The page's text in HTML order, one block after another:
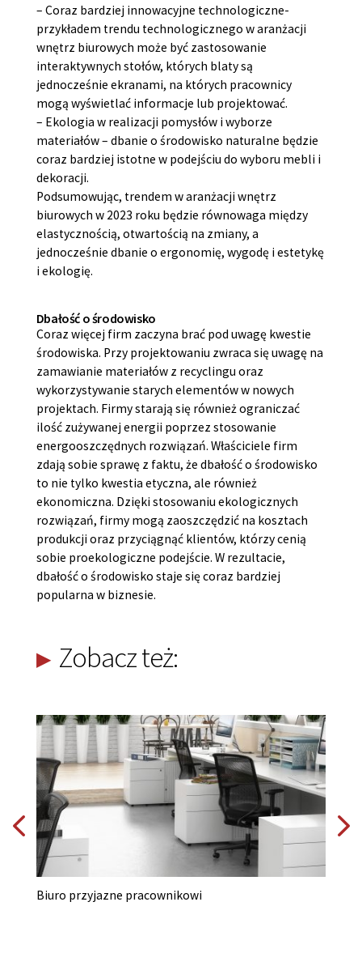
– Coraz bardziej innowacyjne technologiczne-
przykładem trendu technologicznego w aranżacji
wnętrz biurowych może być zastosowanie
interaktywnych stołów, których blaty są
jednocześnie ekranami, na których pracownicy
mogą wyświetlać informacje lub projektować.
– Ekologia w realizacji pomysłów i wyborze
materiałów – dbanie o środowisko naturalne będzie
coraz bardziej istotne w podejściu do wyboru mebli i
dekoracji.
Podsumowując, trendem w aranżacji wnętrz
biurowych w 2023 roku będzie równowaga między
elastycznością, otwartością na zmiany, a
jednocześnie dbanie o ergonomię, wygodę i estetykę
i ekologię.
Dbałość o środowisko
Coraz więcej firm zaczyna brać pod uwagę kwestie
środowiska. Przy projektowaniu zwraca się uwagę na
zamawianie materiałów z recyclingu oraz
wykorzystywanie starych elementów w nowych
projektach. Firmy starają się również ograniczać
ilość zużywanej energii poprzez stosowanie
energooszczędnych rozwiązań. Właściciele firm
zdają sobie sprawę z faktu, że dbałość o środowisko
to nie tylko kwestia etyczna, ale również
ekonomiczna. Dzięki stosowaniu ekologicznych
rozwiązań, firmy mogą zaoszczędzić na kosztach
produkcji oraz przyciągnąć klientów, którzy cenią
sobie proekologiczne podejście. W rezultacie,
dbałość o środowisko staje się coraz bardziej
popularna w biznesie.
Zobacz też:
Biuro przyjazne pracownikowi